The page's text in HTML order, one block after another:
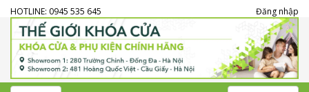
HOTLINE: 0945 535 645 Đăng nhập